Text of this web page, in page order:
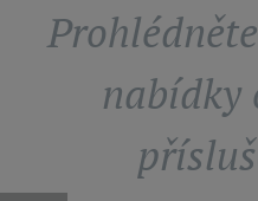
nabídky